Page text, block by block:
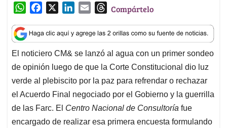
W
a
t
s
A
p
p
c
e
b
o
o
k
n
k
e
d
I
n
a
i
l
T
r
e
a
d
s
Compártelo
El noticiero CM& se lanzó al agua con un primer sondeo
de opinión luego de que la Corte Constitucional dio luz
verde al plebiscito por la paz para refrendar o rechazar
el Acuerdo Final negociado por el Gobierno y la guerrilla
de las Farc. El Centro Nacional de Consultoría fue
encargado de realizar esa primera encuesta formulando